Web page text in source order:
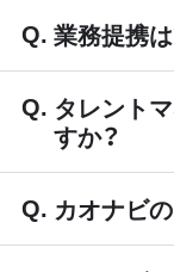
業務提携
タレント
すか？
カオナビ